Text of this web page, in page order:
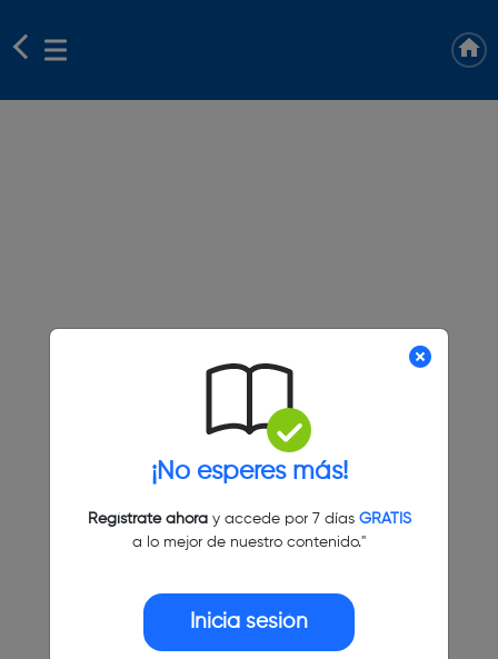
¡No esperes más!
Regístrate ahoray accede por 7 días GRATIS
a lo mejor de nuestro contenido."
Inicia sesión